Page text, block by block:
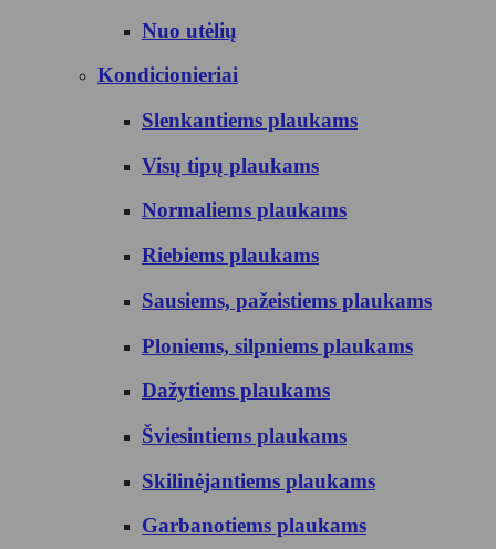
Nuo utėlių
Kondicionieriai
Slenkantiems plaukams
Visų tipų plaukams
Normaliems plaukams
Riebiems plaukams
Sausiems, pažeistiems plaukams
Ploniems, silpniems plaukams
Dažytiems plaukams
Šviesintiems plaukams
Skilinėjantiems plaukams
Garbanotiems plaukams